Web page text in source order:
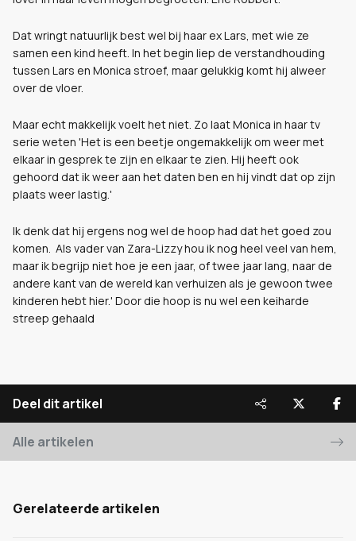
Dat wringt natuurlijk best wel bij haar ex Lars, met wie ze
samen een kind heeft. In het begin liep de verstandhouding
tussen Lars en Monica stroef, maar gelukkig komt hij alweer
over de vloer.
Maar echt makkelijk voelt het niet. Zo laat Monica in haar tv
serie weten 'Het is een beetje ongemakkelijk om weer met
elkaar in gesprek te zijn en elkaar te zien. Hij heeft ook
gehoord dat ik weer aan het daten ben en hij vindt dat op zijn
plaats weer lastig.'
Ik denk dat hij ergens nog wel de hoop had dat het goed zou
komen. Als vader van Zara-Lizzy hou ik nog heel veel van hem,
maar ik begrijp niet hoe je een jaar, of twee jaar lang, naar de
andere kant van de wereld kan verhuizen als je gewoon twee
kinderen hebt hier.' Door die hoop is nu wel een keiharde
streep gehaald
Deel dit artikel
Alle artikelen
Gerelateerde artikelen